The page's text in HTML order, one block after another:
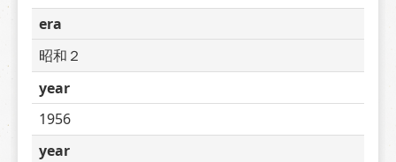
era
昭和２
year
1956
year